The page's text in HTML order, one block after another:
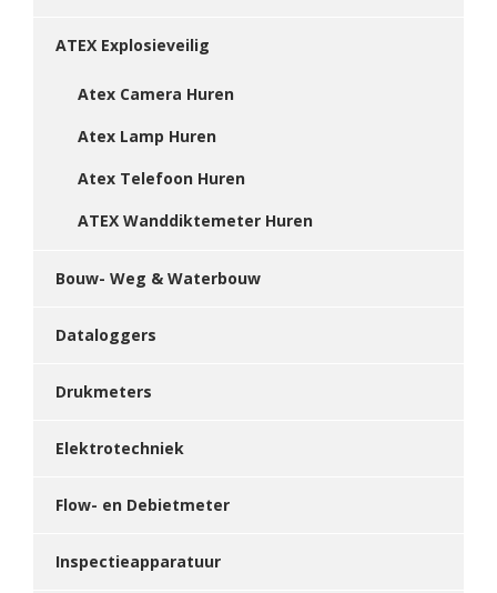
ATEX Explosieveilig
Atex Camera Huren
Atex Lamp Huren
Atex Telefoon Huren
ATEX Wanddiktemeter Huren
Bouw- Weg & Waterbouw
Dataloggers
Drukmeters
Elektrotechniek
Flow- en Debietmeter
Inspectieapparatuur